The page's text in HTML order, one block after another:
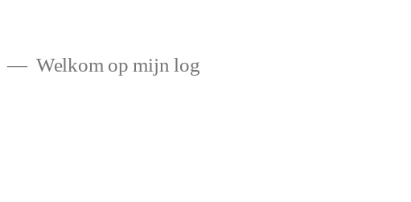
Welkom op mijn log